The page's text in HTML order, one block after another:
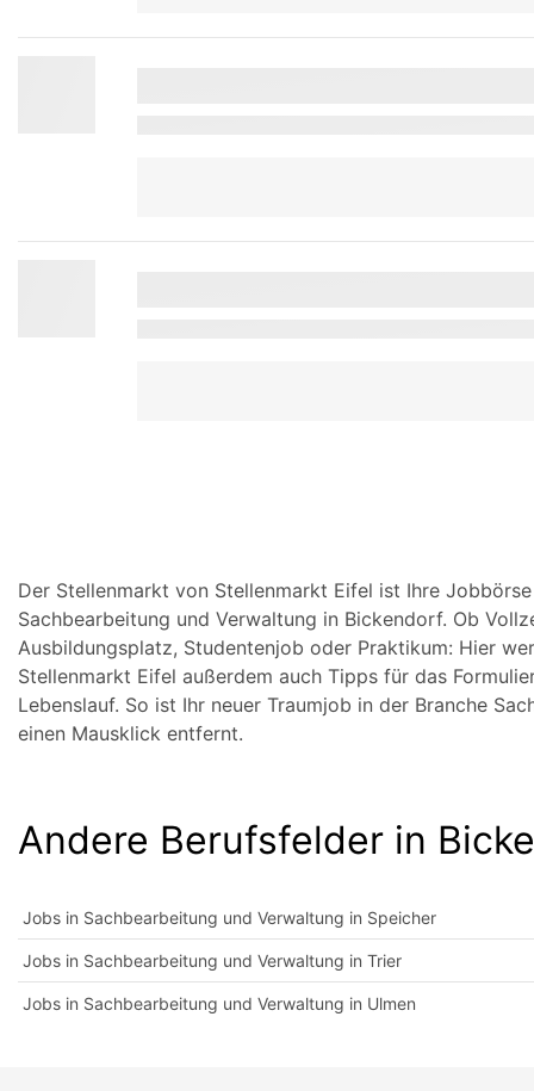
Der Stellenmarkt von Stellenmarkt Eifel ist Ihre
Sachbearbeitung und Verwaltung in Bickendorf. Ob
Ausbildungsplatz, Studentenjob oder Praktikum: Hier
Stellenmarkt Eifel außerdem auch Tipps für das
Lebenslauf. So ist Ihr neuer Traumjob in der Branche
einen Mausklick entfernt.
Andere Berufsfelder in
Jobs in Sachbearbeitung und Verwaltung in Speicher
Jobs in Sachbearbeitung und Verwaltung in Trier
Jobs in Sachbearbeitung und Verwaltung in Ulmen